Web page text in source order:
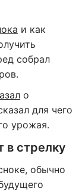
и как
собрал
о
для чего
урожая.
в стрелку
обычно